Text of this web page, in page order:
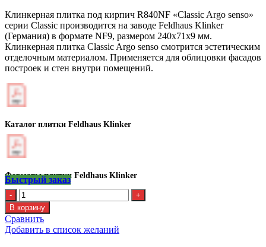
Клинкерная плитка под кирпич R840NF «Classic Argo senso»
серии Classic производится на заводе Feldhaus Klinker
(Германия) в формате NF9, размером 240х71х9 мм.
Клинкерная плитка Classic Argo senso смотрится эстетическим
отделочным материалом. Применяется для облицовки фасадов
построек и стен внутри помещений.
Каталог плитки Feldhaus Klinker
Форматы плитки Feldhaus Klinker
Быстрый заказ
Количество
Клинкерная
плитка
Feldhaus
R
В корзину
Сравнить
Добавить в список желаний